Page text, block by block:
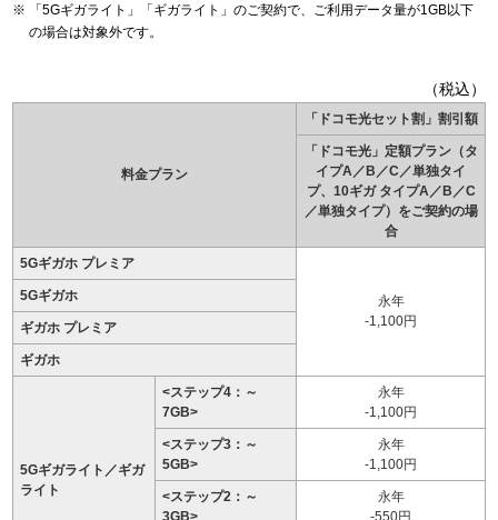
「5Gギガライト」「ギガライト」のご契約で、ご利用データ量が1GB以下
の場合は対象外です。
（税込）
料金プラン
「ドコモ光セット割」割引額
「ドコモ光」定額プラン（タ
イプA／B／C／単独タイ
プ、10ギガ タイプA／B／C
／単独タイプ）をご契約の場
合
5Gギガホ プレミア
永年
-1,100円
5Gギガホ
ギガホ プレミア
ギガホ
5Gギガライト／ギガ
ライト
<ステップ4：～
7GB>
永年
-1,100円
<ステップ3：～
5GB>
永年
-1,100円
<ステップ2：～
3GB>
永年
-550円